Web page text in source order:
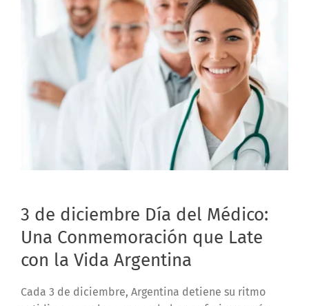
3 de diciembre Día del Médico:
Una Conmemoración que Late
con la Vida Argentina
Cada 3 de diciembre, Argentina detiene su ritmo